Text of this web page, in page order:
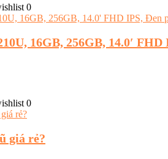
0
16GB, 256GB, 14.0′
0
giá rẻ?